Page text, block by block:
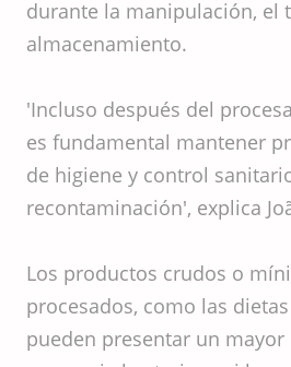
durante la manipulación, el
almacenamiento.
'Incluso después del
es fundamental mantener
de higiene y control
recontaminación', explica
Los productos crudos o
procesados, como las
pueden presentar un mayor